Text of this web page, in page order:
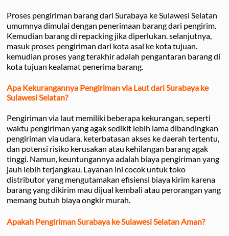
Proses pengiriman barang dari Surabaya ke Sulawesi Selatan
umumnya dimulai dengan penerimaan barang dari pengirim.
Kemudian barang di repacking jika diperlukan. selanjutnya,
masuk proses pengiriman dari kota asal ke kota tujuan.
kemudian proses yang terakhir adalah pengantaran barang di
kota tujuan kealamat penerima barang.
Apa Kekurangannya Pengiriman via Laut dari Surabaya ke
Sulawesi Selatan?
Pengiriman via laut memiliki beberapa kekurangan, seperti
waktu pengiriman yang agak sedikit lebih lama dibandingkan
pengiriman via udara, keterbatasan akses ke daerah tertentu,
dan potensi risiko kerusakan atau kehilangan barang agak
tinggi. Namun, keuntungannya adalah biaya pengiriman yang
jauh lebih terjangkau. Layanan ini cocok untuk toko
distributor yang mengutamakan efisiensi biaya kirim karena
barang yang dikirim mau dijual kembali atau perorangan yang
memang butuh biaya ongkir murah.
Apakah Pengiriman Surabaya ke Sulawesi Selatan Aman?